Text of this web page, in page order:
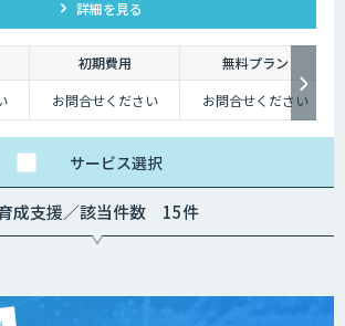
ただけます。詳細を見る
初期費用
無料プラン
お問合せください お問合せください
サービス選択
成支援／該当件数 15件